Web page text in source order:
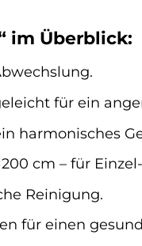
im Überblick:
für ein
harmonisches
cm – für
Reinigung.
für einen